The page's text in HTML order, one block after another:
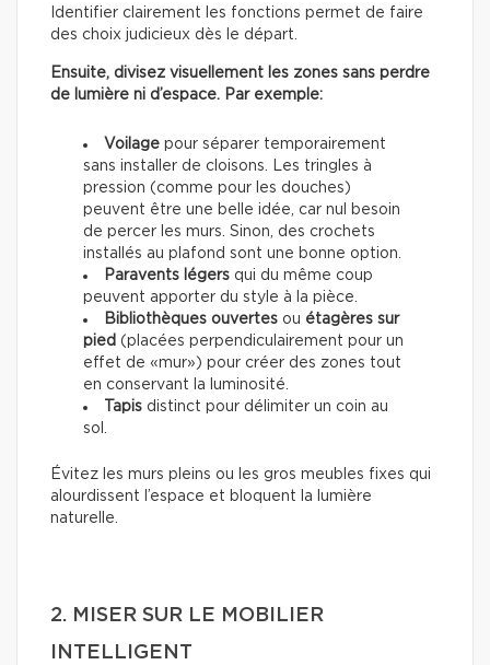
Identifier clairement les fonctions permet de faire
des choix judicieux dès le départ.
Ensuite, divisez visuellement les zones sans perdre
de lumière ni d’espace. Par exemple:
Voilage pour séparer temporairement
sans installer de cloisons. Les tringles à
pression (comme pour les douches)
peuvent être une belle idée, car nul besoin
de percer les murs. Sinon, des crochets
installés au plafond sont une bonne option.
Paravents légers qui du même coup
peuvent apporter du style à la pièce.
Bibliothèques ouvertes ou étagères sur
pied (placées perpendiculairement pour un
effet de «mur») pour créer des zones tout
en conservant la luminosité.
Tapis distinct pour délimiter un coin au
sol.
Évitez les murs pleins ou les gros meubles fixes qui
alourdissent l’espace et bloquent la lumière
naturelle.
2. MISER SUR LE MOBILIER
INTELLIGENT